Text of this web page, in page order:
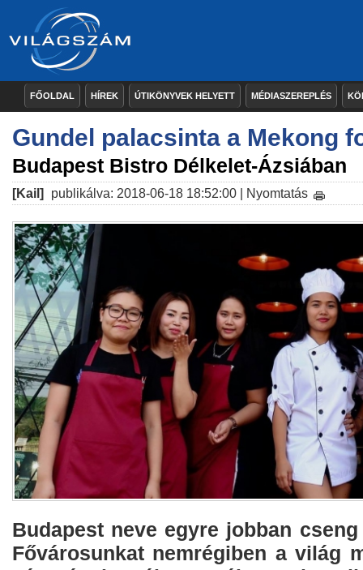
FŐOLDAL HÍREK ÚTIKÖNYVEK HELYETT MÉDIASZEREPLÉS
Gundel palacsinta a Mekong
Budapest Bistro Délkelet-Ázsiában
[Kail] publikálva: 2018-06-18 18:52:00 | Nyomtatás
Budapest neve egyre jobban
Fővárosunkat nemrégiben a világ